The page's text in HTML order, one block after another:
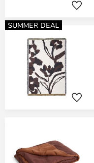
SUMMER DEAL